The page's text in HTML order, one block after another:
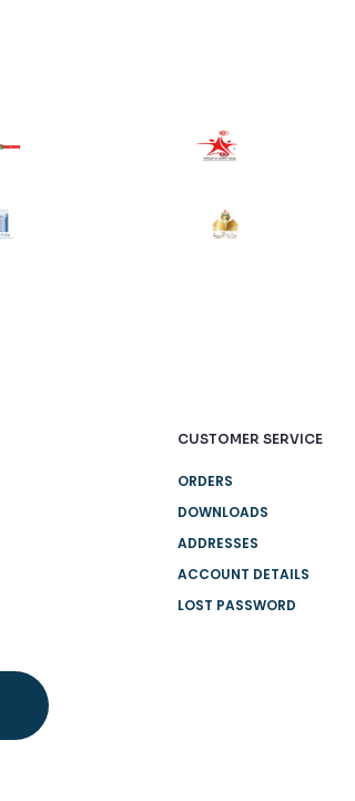
CUSTOMER SERVICE
ORDERS
DOWNLOADS
ADDRESSES
ACCOUNT DETAILS
LOST PASSWORD